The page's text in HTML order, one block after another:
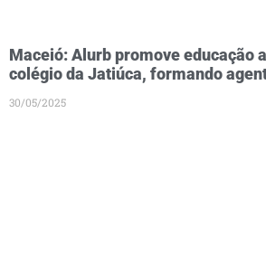
Maceió: Alurb promove educação
colégio da Jatiúca, formando
30/05/2025